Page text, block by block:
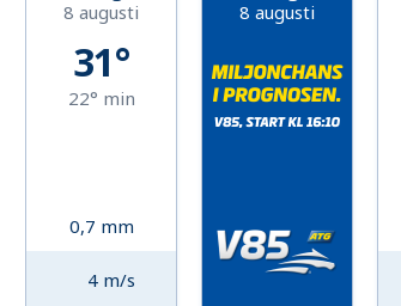
8 augusti
31°
22° min
0,7 mm
4 m/s
8 augusti